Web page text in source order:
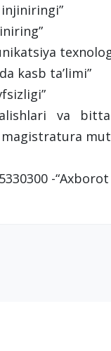
injiniringi”
kasb ta’limi”
va
-